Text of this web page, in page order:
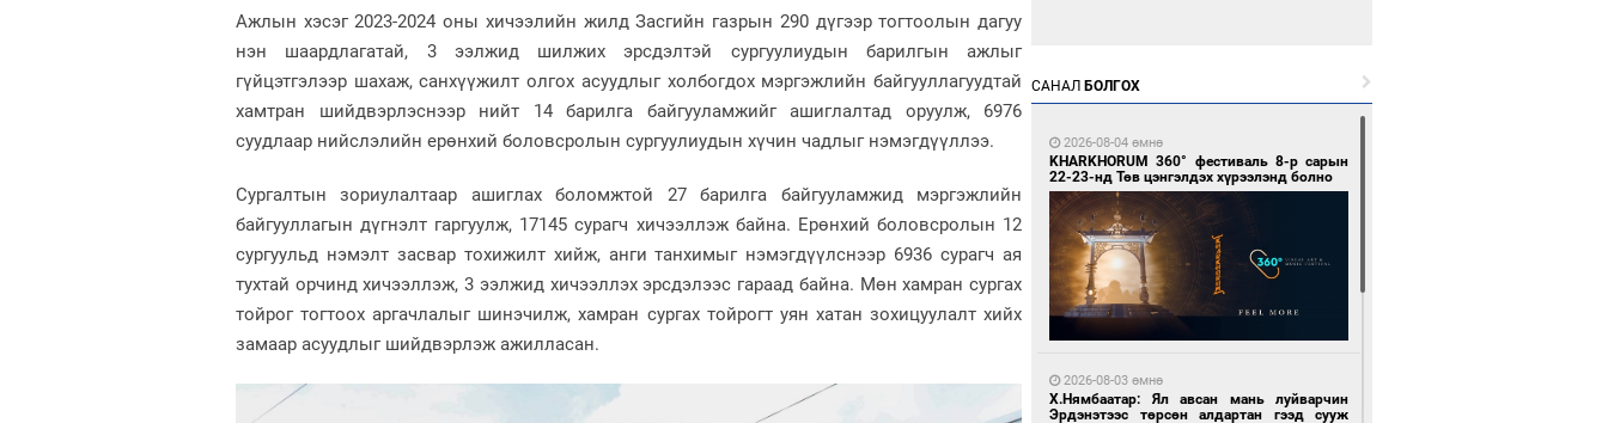
Ажлын хэсэг 2023-2024 оны хичээлийн жилд Засгийн газрын 290 дүгээр тогтоолын дагуу
нэн шаардлагатай, 3 ээлжид шилжих эрсдэлтэй сургуулиудын барилгын ажлыг
гүйцэтгэлээр шахаж, санхүүжилт олгох асуудлыг холбогдох мэргэжлийн байгууллагуудтай
хамтран шийдвэрлэснээр нийт 14 барилга байгууламжийг ашиглалтад оруулж, 6976
суудлаар нийслэлийн ерөнхий боловсролын сургуулиудын хүчин чадлыг нэмэгдүүллээ.
Сургалтын зориулалтаар ашиглах боломжтой 27 барилга байгууламжид мэргэжлийн
байгууллагын дүгнэлт гаргуулж, 17145 сурагч хичээллэж байна. Ерөнхий боловсролын 12
сургуульд нэмэлт засвар тохижилт хийж, анги танхимыг нэмэгдүүлснээр 6936 сурагч ая
тухтай орчинд хичээллэж, 3 ээлжид хичээллэх эрсдэлээс гараад байна. Мөн хамран сургах
тойрог тогтоох аргачлалыг шинэчилж, хамран сургах тойрогт уян хатан зохицуулалт хийх
замаар асуудлыг шийдвэрлэж ажилласан.
8 цагийн өмнө өмнө
Үс засуулвал жаргал үргэлжид ирнэ
Бороо орно, өдөртөө 24-26 хэм дулаан
байна
САНАЛ БОЛГОХ
2026-08-04 өмнө
KHARKHORUM 360° фестиваль 8-р сарын
22-23-нд Төв цэнгэлдэх хүрээлэнд болно
2026-08-03 өмнө
Х.Нямбаатар: Ял авсан мань луйварчин
Эрдэнэтээс төрсөн алдартан гээд сууж